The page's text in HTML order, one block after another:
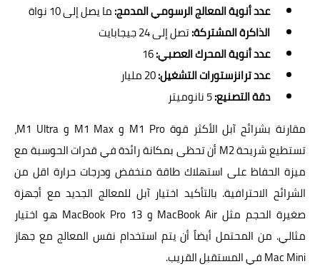
عدد أنوية المعالج الرسومي المدمج:ما يصل إلى 10 نواة
الذاكرة المشتركة:تصل إلى 24 جيجابايت
عدد أنوية المحرك العصبي:16
عدد ترانزستورات التشغيل:20 مليار
دقة التصنيع:5 نانوميتر
مقارنة بشرائح آبل الأكثر قوة M1 Pro و M1 Max و M1 Ultra،
تستطيع شريحة M2 أن تحظى بمكانة رائدة في قدرات الحوسبة مع
ميزة الحفاظ على استهلاك طاقة منخفض ودرجات حرارة اقل من
الشرائح الاحترافية. بالتأكيد اختيار آبل للمعالج الجديد مع أجهزة
صغيرة الحجم مثل MacBook Air و MacBook Pro 13 هو اختيار
مثالي. من المحتمل أيضاً أن يتم استخدام نفس المعالج مع جهاز
Mac Mini في المستقبل القريب.